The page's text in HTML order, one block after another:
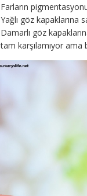
Farların
Yağlı göz kapaklarına
Damarlı göz
tam karşılamıyor